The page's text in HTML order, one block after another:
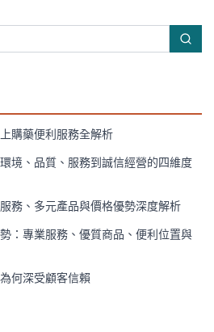
購藥便利服務全解析
境、品質、服務到誠信經營的四維度
務、多元產品與價格優勢深度解析
：專業服務、優質商品、便利位置與
何深受顧客信賴